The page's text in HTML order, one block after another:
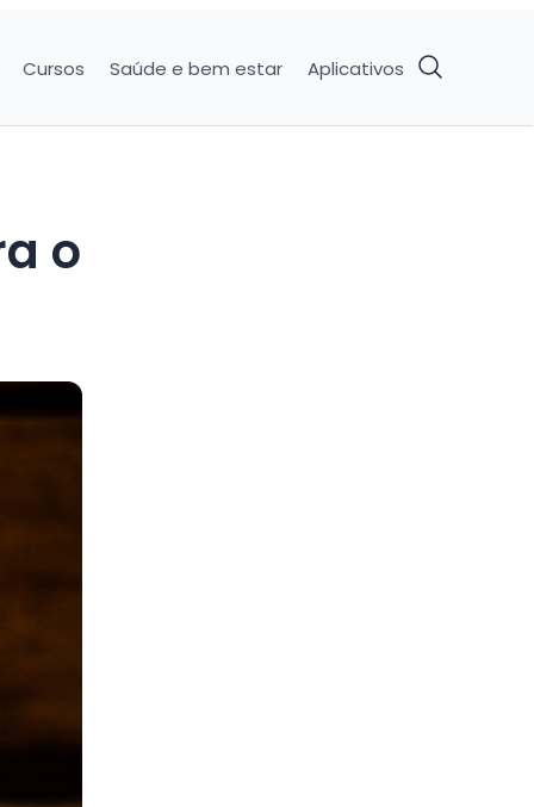
Cursos Saúde e bem estar Aplicativos
o